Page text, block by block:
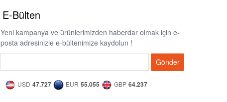
E-Bülten
Yeni kampanya ve ürünlerimizden haberdar olmak için e-
posta adresinizle e-bültenimize kaydolun !
Gönder
USD 47.727 EUR 55.055 GBP 64.237